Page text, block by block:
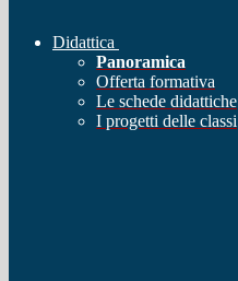
Didattica
Panoramica
Offerta formativa
Le schede didattiche
I progetti delle classi